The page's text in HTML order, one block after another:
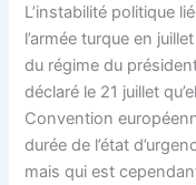
L’instabilité politique
l’armée turque en
du régime du
déclaré le 21 juillet
Convention
durée de l’état
mais qui est